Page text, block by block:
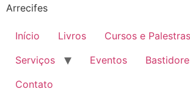
Arrecifes
Início Livros
Cursos e Palestras
Serviços
Eventos
Contato